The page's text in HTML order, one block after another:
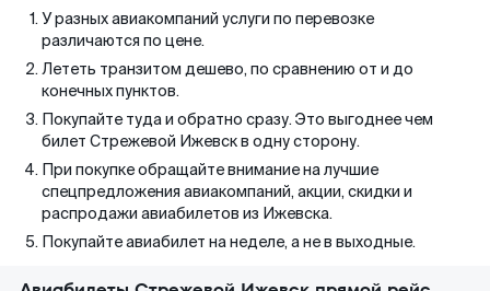
У разных авиакомпаний услуги по перевозке
различаются по цене.
Лететь транзитом дешево, по сравнению от и до
конечных пунктов.
Покупайте туда и обратно сразу. Это выгоднее чем
билет Стрежевой Ижевск в одну сторону.
При покупке обращайте внимание на лучшие
спецпредложения авиакомпаний, акции, скидки и
распродажи авиабилетов из Ижевска.
Покупайте авиабилет на неделе, а не в выходные.